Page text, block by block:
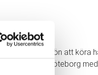
att den är skön att köra
i Göteborg med